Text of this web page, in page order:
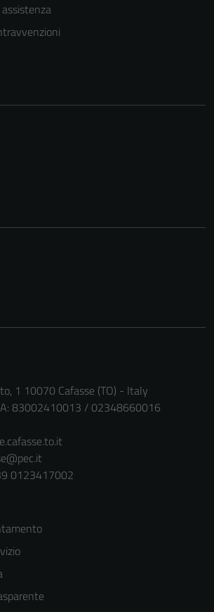
1 10070 Cafasse (TO) - Italy
83002410013 / 02348660016
0123417002